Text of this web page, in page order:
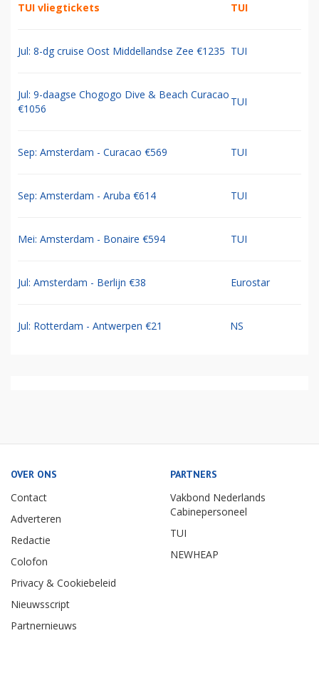
TUI vliegtickets TUI
Jul: 8-dg cruise Oost Middellandse Zee €1235 TUI
Jul: 9-daagse Chogogo Dive & Beach Curacao
€1056
TUI
Sep: Amsterdam - Curacao €569 TUI
Sep: Amsterdam - Aruba €614 TUI
Mei: Amsterdam - Bonaire €594 TUI
Jul: Amsterdam - Berlijn €38 Eurostar
Jul: Rotterdam - Antwerpen €21 NS
OVER ONS
Contact
Adverteren
Redactie
Colofon
Privacy & Cookiebeleid
Nieuwsscript
Partnernieuws
PARTNERS
Vakbond Nederlands
Cabinepersoneel
TUI
NEWHEAP